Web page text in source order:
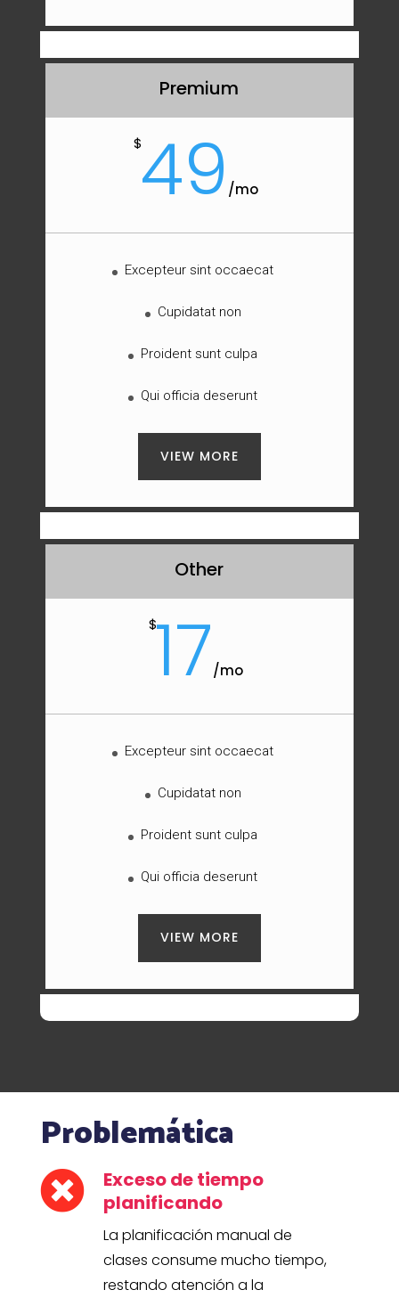
Premium
$49 /mo
Excepteur sint occaecat
Cupidatat non
Proident sunt culpa
Qui officia deserunt
VIEW MORE
Other
$17/mo
Excepteur sint occaecat
Cupidatat non
Proident sunt culpa
Qui officia deserunt
VIEW MORE
Problemática

Exceso de tiempo
planificando
La planificación manual de
clases consume mucho tiempo,
restando atención a la